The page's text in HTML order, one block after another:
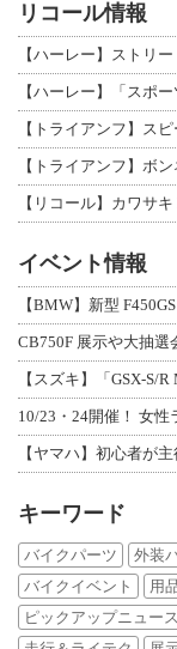
リコール情報
【ハーレー】ストリ
【トライアンフ】ス
【リコール】カワサ
イベント情報
【BMW】新型
CB750F 展示や大抽選
【スズキ】「GSX-S/
10/23・24開催！ 女
【ヤマハ】初心者が
キーワード
バイクパーツ 外装
バイクイベント
用
ピックアップニュース